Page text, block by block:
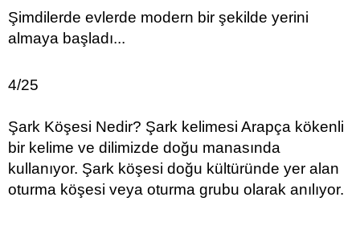
Şimdilerde evlerde modern bir şekilde yerini
almaya başladı...
4/25
Şark Köşesi Nedir? Şark kelimesi Arapça kökenli
bir kelime ve dilimizde doğu manasında
kullanıyor. Şark köşesi doğu kültüründe yer alan
oturma köşesi veya oturma grubu olarak anılıyor.